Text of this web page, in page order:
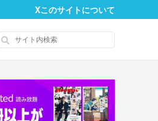
Xこのサイトについて